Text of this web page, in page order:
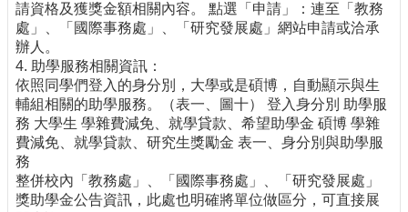
請資格及獲獎金額相關內容。 點選「申請」：連至「教務
處」、「國際事務處」、「研究發展處」網站申請或洽承
辦人。
4. 助學服務相關資訊：
依照同學們登入的身分別，大學或是碩博，自動顯示與生
輔組相關的助學服務。（表一、圖十） 登入身分別 助學服
務 大學生 學雜費減免、就學貸款、希望助學金 碩博 學雜
費減免、就學貸款、研究生獎勵金 表一、身分別與助學服
務
整併校內「教務處」、「國際事務處」、「研究發展處」
獎助學金公告資訊，此處也明確將單位做區分，可直接展